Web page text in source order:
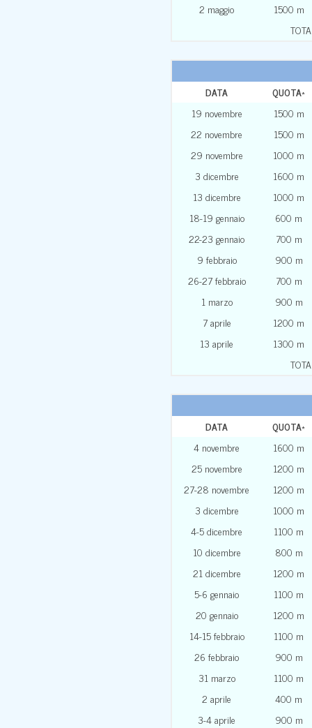
2 maggio
1500 m
DATA QUOTA*
19 novembre
1500 m
22 novembre
1500 m
29 novembre
1000 m
3 dicembre
1600 m
13 dicembre
1000 m
18-19 gennaio
600 m
22-23 gennaio
700 m
9 febbraio
900 m
26-27 febbraio
700 m
1 marzo
900 m
7 aprile
1200 m
13 aprile
1300 m
DATA QUOTA*
4 novembre
1600 m
25 novembre
1200 m
27-28 novembre
1200 m
3 dicembre
1000 m
4-5 dicembre
1100 m
10 dicembre
800 m
21 dicembre
1200 m
5-6 gennaio
1100 m
20 gennaio
1200 m
14-15 febbraio
1100 m
26 febbraio
900 m
31 marzo
1100 m
2 aprile
400 m
3-4 aprile
900 m